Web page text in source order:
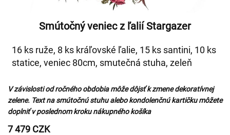
Smútočný veniec z ľalií Stargazer
16 ks ruže, 8 ks kráľovské ľalie, 15 ks santini, 10 ks
statice, veniec 80cm, smutečná stuha, zeleň
V závislosti od ročného obdobia môže dôjsť k zmene dekoratívnej
zelene. Text na smútočnú stuhu alebo kondolenčnú kartičku môžete
doplniť v poslednom kroku nákupného košíka
7 479 CZK